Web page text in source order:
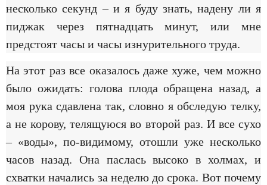
несколько секунд – и я буду знать, надену ли я
пиджак через пятнадцать минут, или мне
предстоят часы и часы изнурительного труда.
На этот раз все оказалось даже хуже, чем можно
было ожидать: голова плода обращена назад, а
моя рука сдавлена так, словно я обследую телку,
а не корову, телящуюся во второй раз. И все сухо
– «воды», по-видимому, отошли уже несколько
часов назад. Она паслась высоко в холмах, и
схватки начались за неделю до срока. Вот почему